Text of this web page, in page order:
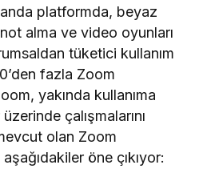
platformda, beyaz
alma ve video oyunları
tüketici kullanım
fazla Zoom
yakında kullanıma
çalışmalarını
olan Zoom
öne çıkıyor: